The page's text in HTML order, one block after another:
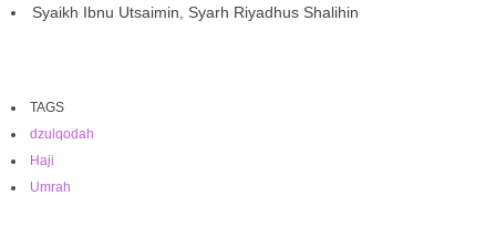
Syaikh Ibnu Utsaimin, Syarh Riyadhus Shalihin
TAGS
dzulqodah
Haji
Umrah